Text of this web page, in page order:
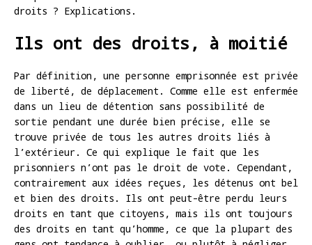
droits ? Explications.
Ils ont des droits, à moitié
Par définition, une personne emprisonnée est privée
de liberté, de déplacement. Comme elle est enfermée
dans un lieu de détention sans possibilité de
sortie pendant une durée bien précise, elle se
trouve privée de tous les autres droits liés à
l’extérieur. Ce qui explique le fait que les
prisonniers n’ont pas le droit de vote. Cependant,
contrairement aux idées reçues, les détenus ont bel
et bien des droits. Ils ont peut-être perdu leurs
droits en tant que citoyens, mais ils ont toujours
des droits en tant qu’homme, ce que la plupart des